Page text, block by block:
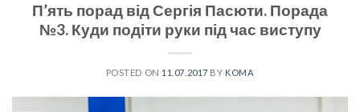
П’ять порад від Сергія Пасюти. Порада
№3. Куди подіти руки під час виступу
POSTED ON 11.07.2017 BY KOMA